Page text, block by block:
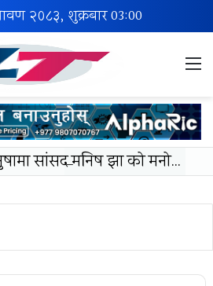
२०८३, शुक्रबार03:00
नेपाल रेडक्रस धनुषामा सांसद मनिष झा को मनोमानी: नवगठित तदर्थ समिति खारेजी गर्न सरोकारवालाको माग।